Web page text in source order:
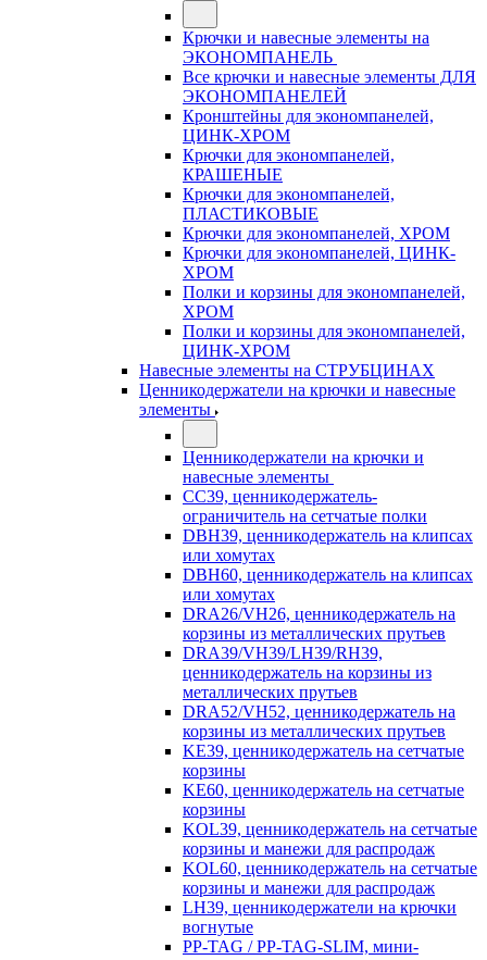
Крючки и навесные элементы на
ЭКОНОМПАНЕЛЬ
Все крючки и навесные элементы ДЛЯ
ЭКОНОМПАНЕЛЕЙ
Кронштейны для экономпанелей,
ЦИНК-ХРОМ
Крючки для экономпанелей,
КРАШЕНЫЕ
Крючки для экономпанелей,
ПЛАСТИКОВЫЕ
Крючки для экономпанелей, ХРОМ
Крючки для экономпанелей, ЦИНК-
ХРОМ
Полки и корзины для экономпанелей,
ХРОМ
Полки и корзины для экономпанелей,
ЦИНК-ХРОМ
Навесные элементы на СТРУБЦИНАХ
Ценникодержатели на крючки и навесные
элементы
Ценникодержатели на крючки и
навесные элементы
CC39, ценникодержатель-
ограничитель на сетчатые полки
DBH39, ценникодержатель на клипсах
или хомутах
DBH60, ценникодержатель на клипсах
или хомутах
DRA26/VH26, ценникодержатель на
корзины из металлических прутьев
DRA39/VH39/LH39/RH39,
ценникодержатель на корзины из
металлических прутьев
DRA52/VH52, ценникодержатель на
корзины из металлических прутьев
KE39, ценникодержатель на сетчатые
корзины
KE60, ценникодержатель на сетчатые
корзины
KOL39, ценникодержатель на сетчатые
корзины и манежи для распродаж
KOL60, ценникодержатель на сетчатые
корзины и манежи для распродаж
LH39, ценникодержатели на крючки
вогнутые
PP-TAG / PP-TAG-SLIM, мини-